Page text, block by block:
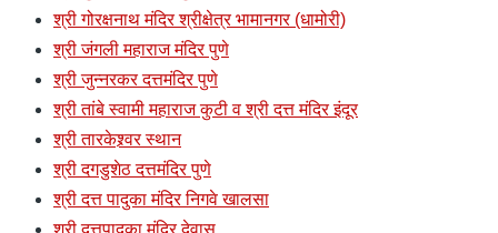
श्री गोरक्षनाथ मंदिर श्रीक्षेत्र भामानगर (धामोरी)
श्री जंगली महाराज मंदिर पुणे
श्री जुन्नरकर दत्तमंदिर पुणे
श्री तांबे स्वामी महाराज कुटी व श्री दत्त मंदिर इंदूर
श्री तारकेश्र्वर स्थान
श्री दगडुशेठ दत्तमंदिर पुणे
श्री दत्त पादुका मंदिर निगवे खालसा
श्री दत्तपादुका मंदिर देवास